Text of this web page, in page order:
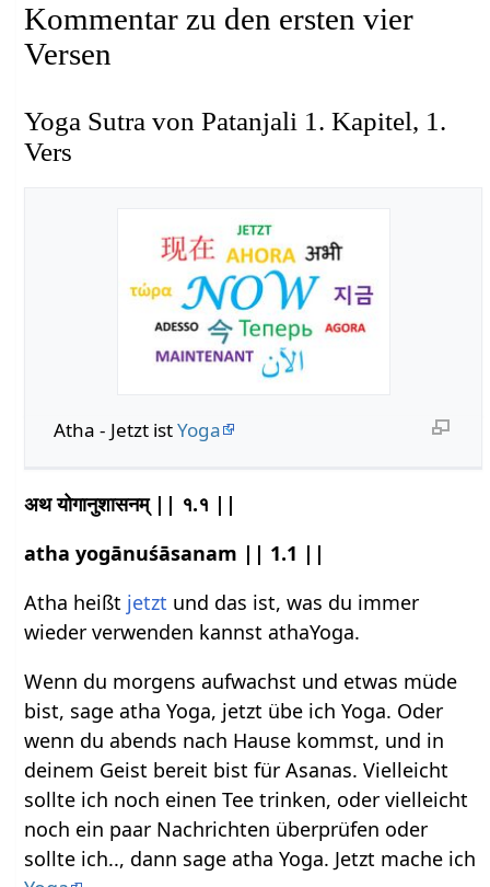
Kommentar zu den ersten vier
Versen
Yoga Sutra von Patanjali 1. Kapitel, 1.
Vers
Atha - Jetzt istYoga
अथ योगानुशासनम् || १.१ ||
atha yogānuśāsanam || 1.1 ||
Atha heißt jetzt und das ist, was du immer
wieder verwenden kannst athaYoga.
Wenn du morgens aufwachst und etwas müde
bist, sage atha Yoga, jetzt übe ich Yoga. Oder
wenn du abends nach Hause kommst, und in
deinem Geist bereit bist für Asanas. Vielleicht
sollte ich noch einen Tee trinken, oder vielleicht
noch ein paar Nachrichten überprüfen oder
sollte ich.., dann sage atha Yoga. Jetzt mache ich